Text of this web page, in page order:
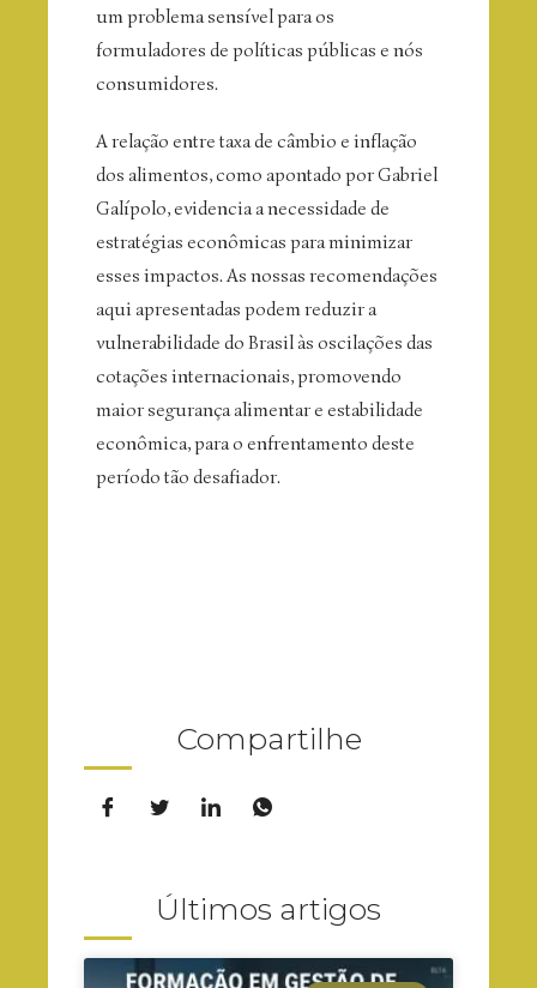
um problema sensível para os
formuladores de políticas públicas e nós
consumidores.
A relação entre taxa de câmbio e inflação
dos alimentos, como apontado por Gabriel
Galípolo, evidencia a necessidade de
estratégias econômicas para minimizar
esses impactos. As nossas recomendações
aqui apresentadas podem reduzir a
vulnerabilidade do Brasil às oscilações das
cotações internacionais, promovendo
maior segurança alimentar e estabilidade
econômica, para o enfrentamento deste
período tão desafiador.
Compartilhe
Últimos artigos